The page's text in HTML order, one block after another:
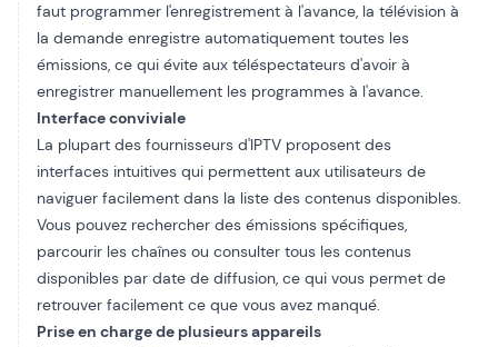
faut programmer l'enregistrement à l'avance, la télévision à
la demande enregistre automatiquement toutes les
émissions, ce qui évite aux téléspectateurs d'avoir à
enregistrer manuellement les programmes à l'avance.
Interface conviviale
La plupart des fournisseurs d'IPTV proposent des
interfaces intuitives qui permettent aux utilisateurs de
naviguer facilement dans la liste des contenus disponibles.
Vous pouvez rechercher des émissions spécifiques,
parcourir les chaînes ou consulter tous les contenus
disponibles par date de diffusion, ce qui vous permet de
retrouver facilement ce que vous avez manqué.
Prise en charge de plusieurs appareils